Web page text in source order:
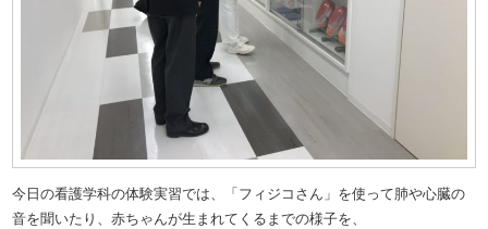
今日の看護学科の体験実習では、「フィジコさん」を使って肺や心臓の
音を聞いたり、赤ちゃんが生まれてくるまでの様子を、